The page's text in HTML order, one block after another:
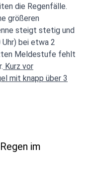
die Regenfälle.
größeren
steigt stetig und
bei etwa 2
Meldestufe fehlt
Kurz vor
mit knapp über 3
im